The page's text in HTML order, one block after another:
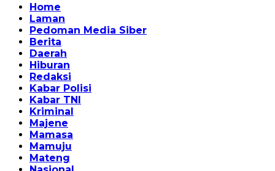
Home
Laman
Pedoman Media Siber
Berita
Daerah
Hiburan
Redaksi
Kabar Polisi
Kabar TNI
Kriminal
Majene
Mamasa
Mamuju
Mateng